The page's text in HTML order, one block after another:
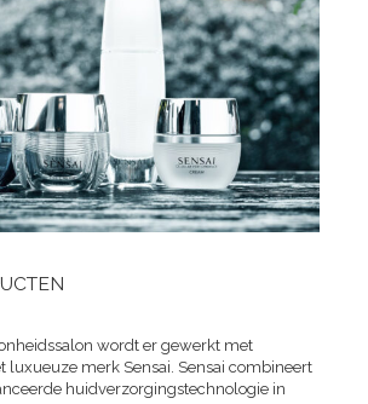
wordt er gewerkt met
luxueuze merk Sensai. Sensai combineert
huidverzorgingstechnologie in